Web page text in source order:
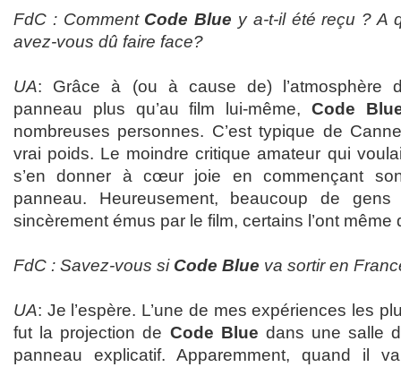
FdC : Comment Code Blue y a-t-il été reçu ? A
avez-vous dû faire face?
UA: Grâce à (ou à cause de) l’atmosphère
panneau plus qu’au film lui-même, Code
nombreuses personnes. C’est typique de
vrai poids. Le moindre critique amateur qui
s’en donner à cœur joie en commençant
panneau. Heureusement, beaucoup de
sincèrement émus par le film, certains l’ont
FdC : Savez-vous si Code Blue va sortir en
UA: Je l’espère. L’une de mes expériences les
fut la projection de Code Blue dans une salle
panneau explicatif. Apparemment, quand il